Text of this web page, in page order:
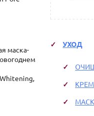
маска-
УХОД